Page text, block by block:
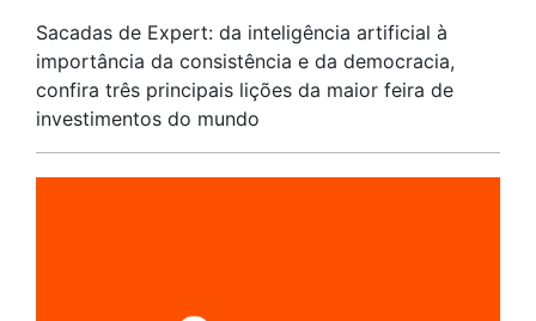
Sacadas de Expert: da inteligência artificial à
importância da consistência e da democracia,
confira três principais lições da maior feira de
investimentos do mundo